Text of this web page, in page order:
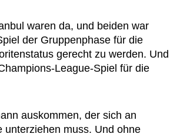
waren da, und beiden war
der Gruppenphase für die
gerecht zu werden. Und
League-Spiel für die
auskommen, der sich an
unterziehen muss. Und ohne